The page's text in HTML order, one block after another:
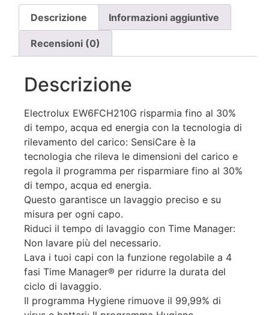
Descrizione Informazioni aggiuntive
Recensioni (0)
Descrizione
Electrolux EW6FCH210G risparmia fino al 30%
di tempo, acqua ed energia con la tecnologia di
rilevamento del carico: SensiCare è la
tecnologia che rileva le dimensioni del carico e
regola il programma per risparmiare fino al 30%
di tempo, acqua ed energia.
Questo garantisce un lavaggio preciso e su
misura per ogni capo.
Riduci il tempo di lavaggio con Time Manager:
Non lavare più del necessario.
Lava i tuoi capi con la funzione regolabile a 4
fasi Time Manager® per ridurre la durata del
ciclo di lavaggio.
Il programma Hygiene rimuove il 99,99% di